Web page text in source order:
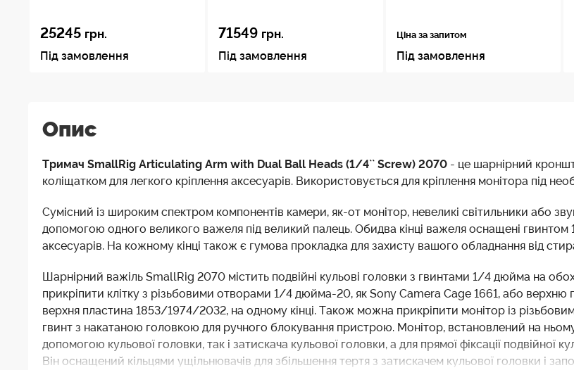
25245 грн.
Під замовлення
71549 грн.
Під замовлення
Ціна за запитом
Під замовлення
Опис
Тримач SmallRig Articulating Arm with Dual Ball Heads (1/4`` Screw) 2070 - це шарнірний
коліщатком для легкого кріплення аксесуарів. Використовується для кріплення монітора під
Сумісний із широким спектром компонентів камери, як-от монітор, невеликі світильники або
допомогою одного великого важеля під великий палець. Обидва кінці важеля оснащені
аксесуарів. На кожному кінці також є гумова прокладка для захисту вашого обладнання від
Шарнірний важіль SmallRig 2070 містить подвійні кульові головки з гвинтами 1/4 дюйма на
прикріпити клітку з різьбовими отворами 1/4 дюйма-20, як Sony Camera Cage 1661, або
верхня пластина 1853/1974/2032, на одному кінці. Також можна прикріпити монітор із
гвинт з накатаною головкою для ручного блокування пристрою. Монітор, встановлений на
допомогою кульової головки, так і затискача кульової головки, а для прямої фіксації
Він оснащений кільцями ущільнювачів для збільшення тертя з затискачем кульової головки і